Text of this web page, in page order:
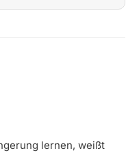
lernen, weißt